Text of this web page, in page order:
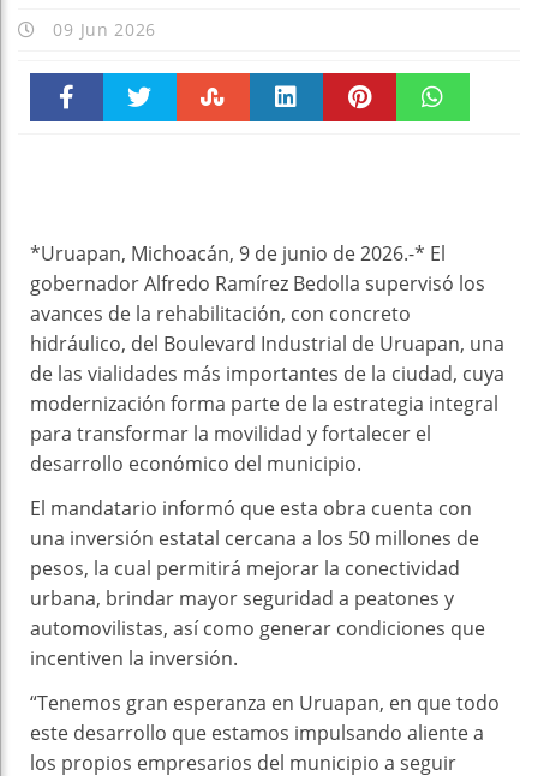
09 Jun 2026
*Uruapan, Michoacán, 9 de junio de 2026.-* El
gobernador Alfredo Ramírez Bedolla supervisó los
avances de la rehabilitación, con concreto
hidráulico, del Boulevard Industrial de Uruapan, una
de las vialidades más importantes de la ciudad, cuya
modernización forma parte de la estrategia integral
para transformar la movilidad y fortalecer el
desarrollo económico del municipio.
El mandatario informó que esta obra cuenta con
una inversión estatal cercana a los 50 millones de
pesos, la cual permitirá mejorar la conectividad
urbana, brindar mayor seguridad a peatones y
automovilistas, así como generar condiciones que
incentiven la inversión.
“Tenemos gran esperanza en Uruapan, en que todo
este desarrollo que estamos impulsando aliente a
los propios empresarios del municipio a seguir